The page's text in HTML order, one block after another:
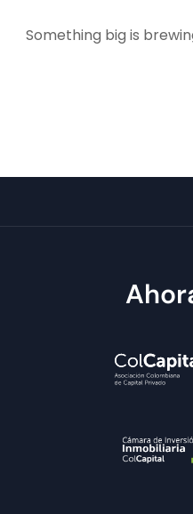
Something big is